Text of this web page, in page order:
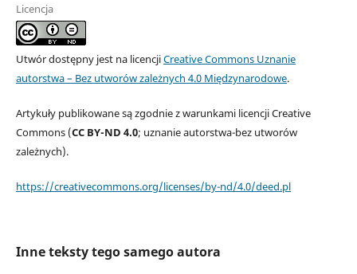
Licencja
Utwór dostępny jest na licencjiCreative Commons Uznanie
autorstwa – Bez utworów zależnych 4.0 Międzynarodowe.
Artykuły publikowane są zgodnie z warunkami licencji Creative
Commons (CC BY-ND 4.0; uznanie autorstwa-bez utworów
zależnych).
https://creativecommons.org/licenses/by-nd/4.0/deed.pl
Inne teksty tego samego autora